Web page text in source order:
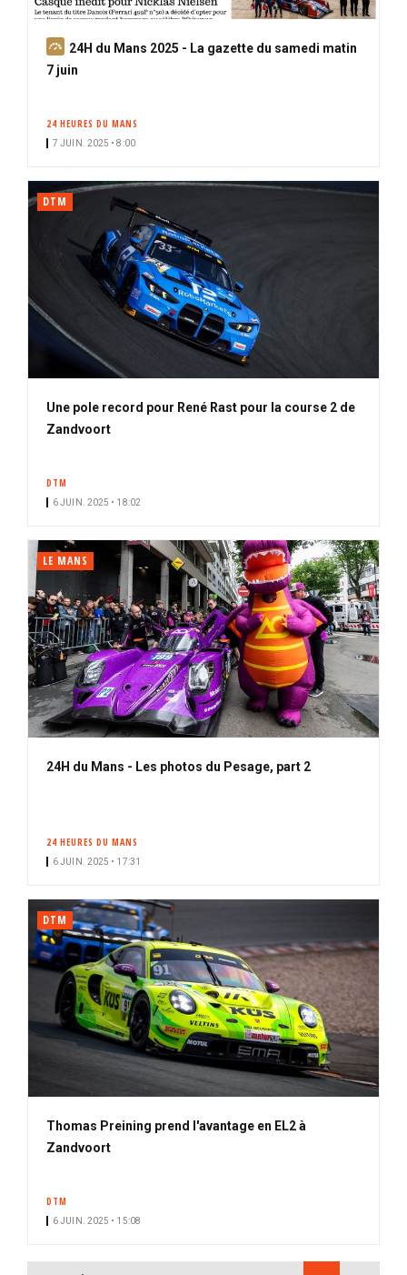
A
b
24H du Mans 2025 - La gazette du samedi matin
7 juin
24 HEURES DU MANS
7 JUIN. 2025 • 8:00
DTM
Une pole record pour René Rast pour la course 2 de
Zandvoort
DTM
6 JUIN. 2025 • 18:02
LE MANS
24H du Mans - Les photos du Pesage, part 2
24 HEURES DU MANS
6 JUIN. 2025 • 17:31
DTM
Thomas Preining prend l'avantage en EL2 à
Zandvoort
DTM
6 JUIN. 2025 • 15:08